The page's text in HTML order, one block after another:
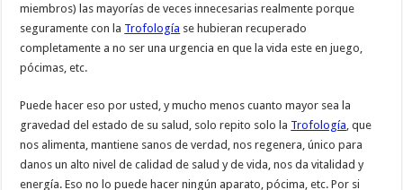
miembros) las mayorías de veces innecesarias realmente porque
seguramente con la Trofología se hubieran recuperado
completamente a no ser una urgencia en que la vida este en juego,
pócimas, etc.
Puede hacer eso por usted, y mucho menos cuanto mayor sea la
gravedad del estado de su salud, solo repito solo la Trofología , que
nos alimenta, mantiene sanos de verdad, nos regenera, único para
danos un alto nivel de calidad de salud y de vida, nos da vitalidad y
energía. Eso no lo puede hacer ningún aparato, pócima, etc. Por si